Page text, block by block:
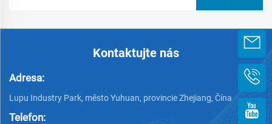
Kontaktujte nás
Adresa:
Lupu Industry Park, město Yuhuan, provincie Zhejiang, Čína
Telefon: